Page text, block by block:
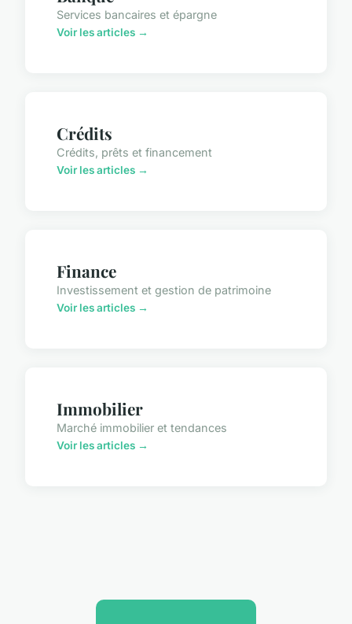
Services bancaires et épargne
Voir les articles →
Crédits
Crédits, prêts et financement
Voir les articles →
Finance
Investissement et gestion de patrimoine
Voir les articles →
Immobilier
Marché immobilier et tendances
Voir les articles →